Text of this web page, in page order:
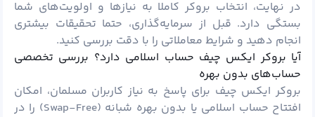
در نهایت، انتخاب بروکر کاملا به نیازها و اولویت‌های شما
بستگی دارد. قبل از سرمایه‌گذاری، حتما تحقیقات بیشتری
انجام دهید و شرایط معاملاتی را با دقت بررسی کنید.
آیا بروکر ایکس چیف حساب اسلامی دارد؟ بررسی تخصصی
حساب‌های بدون بهره
بروکر ایکس چیف برای پاسخ به نیاز کاربران مسلمان، امکان
افتتاح حساب اسلامی یا بدون بهره شبانه (Swap-Free) را در